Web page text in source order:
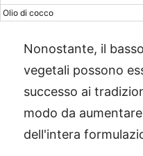
Olio di cocco
Nonostante, il
vegetali possono
successo ai
modo da
dell'intera